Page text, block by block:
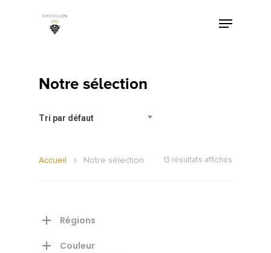
Notre sélection
Tri par défaut
13 résultats affichés
Accueil Notre sélection
Régions
Couleur